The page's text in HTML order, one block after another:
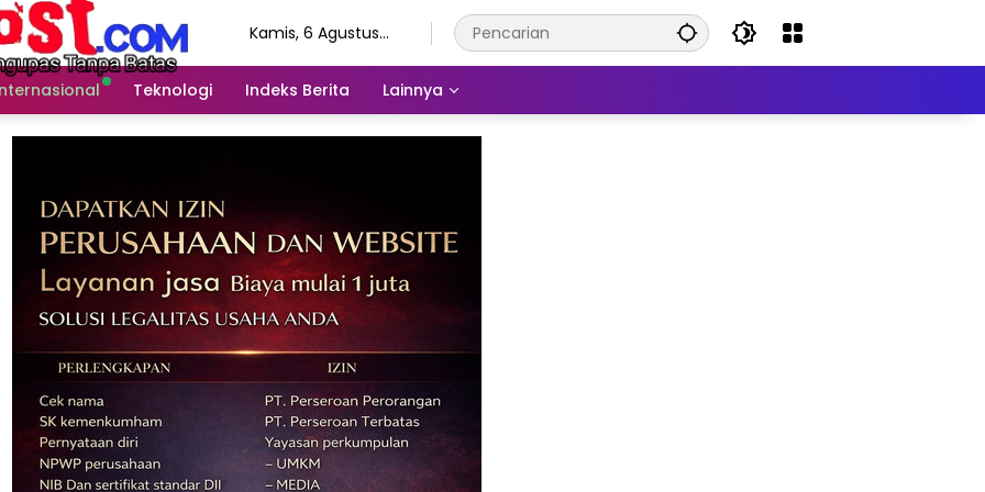
Kamis, 6 Agustus
Teknologi Indeks Berita Lainnya